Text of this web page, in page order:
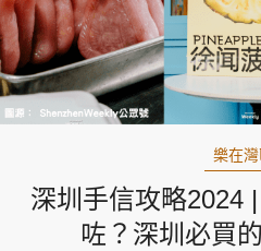
樂在灣
深圳手信攻略2024
咗？深圳必買